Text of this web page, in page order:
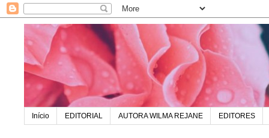
Início EDITORIAL AUTORA WILMA REJANE EDITORES